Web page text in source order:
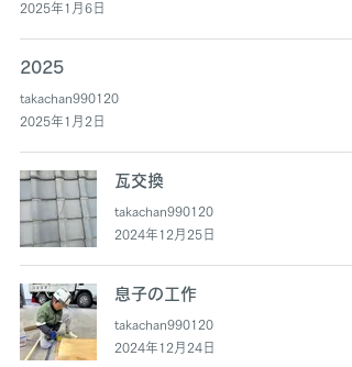
2025年1月6日
2025
takachan990120
2025年1月2日
瓦交換
takachan990120
2024年12月25日
息子の工作
takachan990120
2024年12月24日